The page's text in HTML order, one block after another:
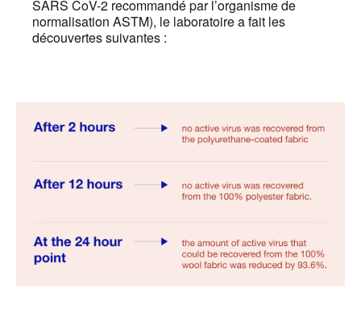
SARS CoV-2 recommandé par l’organisme de
normalisation ASTM), le laboratoire a fait les
découvertes suivantes :